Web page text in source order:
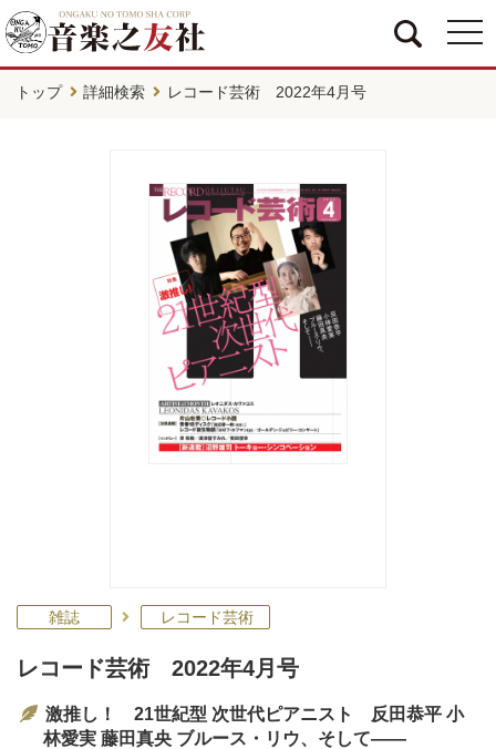
トップ 詳細検索 レコード芸術 2022年4月号
雑誌 レコード芸術
レコード芸術 2022年4月号
激推し！ 21世紀型 次世代ピアニスト 反田恭平 小
林愛実 藤田真央 ブルース・リウ、そして――